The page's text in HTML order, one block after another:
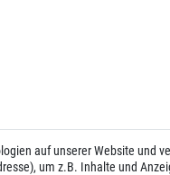
auf unserer Website und
um z.B. Inhalte und